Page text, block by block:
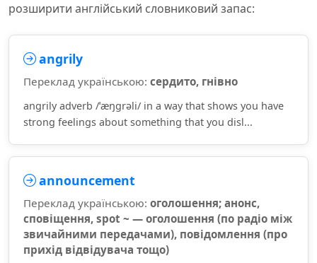
розширити англійський словниковий запас:
angrily
Переклад українською: сердито, гнівно
angrily adverb /ˈæŋɡrəli/ in a way that shows you have
strong feelings about something that you disl...
announcement
Переклад українською: оголошення; анонс,
сповіщення, spot ~ — оголошення (по радіо між
звичайними передачами), повідомлення (про
прихід відвідувача тощо)